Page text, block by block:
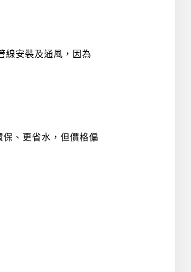
線安裝及通風，因為
、更省水，但價格偏